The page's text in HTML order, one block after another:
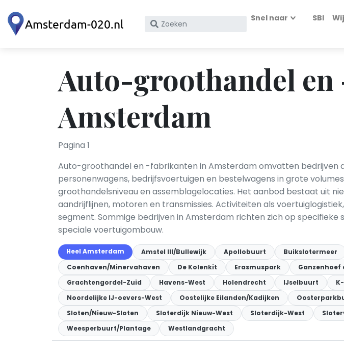
Zoek
KvK
nummer
Snel naar SBI
Auto-groothandel
Amsterdam
Pagina 1
Auto-groothandel en -fabrikanten in Amsterdam omvatten bedrijven
personenwagens, bedrijfsvoertuigen en bestelwagens in grote
groothandelsniveau en assemblagelocaties. Het aanbod bestaat uit
aandrijflijnen, motoren en transmissies. Activiteiten als
segment. Sommige bedrijven in Amsterdam richten zich op
speciale voertuigombouw.
Heel Amsterdam Amstel III/Bullewijk Apollobuurt Buikslotermeer
Coenhaven/Minervahaven
De Kolenkit Erasmuspark Ganzenhoef
Grachtengordel-Zuid
Havens-West Holendrecht IJselbuurt
Noordelijke IJ-oevers-West
Oostelijke Eilanden/Kadijken
Sloten/Nieuw-Sloten
Sloterdijk Nieuw-West Sloterdijk-West
Weesperbuurt/Plantage
Westlandgracht